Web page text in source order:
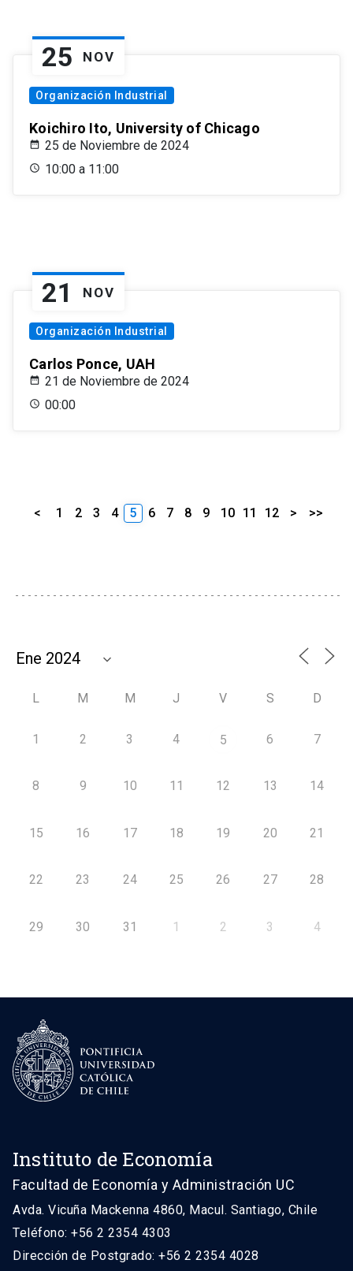
25 NOV
Organización Industrial
Koichiro Ito, University of Chicago
25 de Noviembre de 2024
10:00 a 11:00
21 NOV
Organización Industrial
Carlos Ponce, UAH
21 de Noviembre de 2024
00:00
< 1 2 3 4 5 6 7 8 9 10 11 12 > >>
L M M J V S D
1 2 3 4 5 6 7
8 9 10 11 12 13 14
15 16 17 18 19 20 21
22 23 24 25 26 27 28
29 30 31 1 2 3 4
Instituto de Economía
Facultad de Economía y Administración UC
Avda. Vicuña Mackenna 4860, Macul. Santiago, Chile
Teléfono: +56 2 2354 4303
Dirección de Postgrado: +56 2 2354 4028